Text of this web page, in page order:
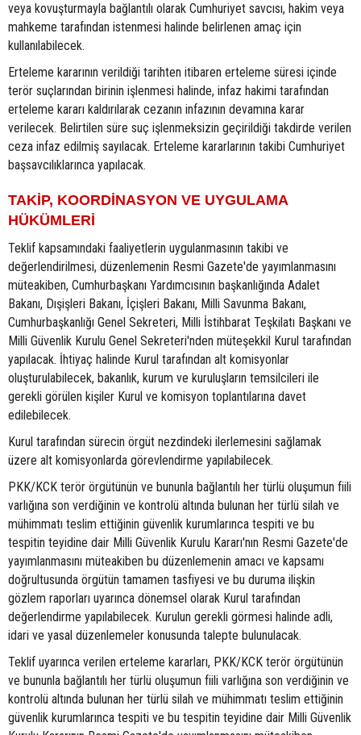
veya kovuşturmayla bağlantılı olarak Cumhuriyet savcısı, hakim veya
mahkeme tarafından istenmesi halinde belirlenen amaç için
kullanılabilecek.
Erteleme kararının verildiği tarihten itibaren erteleme süresi içinde
terör suçlarından birinin işlenmesi halinde, infaz hakimi tarafından
erteleme kararı kaldırılarak cezanın infazının devamına karar
verilecek. Belirtilen süre suç işlenmeksizin geçirildiği takdirde verilen
ceza infaz edilmiş sayılacak. Erteleme kararlarının takibi Cumhuriyet
başsavcılıklarınca yapılacak.
TAKİP, KOORDİNASYON VE UYGULAMA
HÜKÜMLERİ
Teklif kapsamındaki faaliyetlerin uygulanmasının takibi ve
değerlendirilmesi, düzenlemenin Resmi Gazete'de yayımlanmasını
müteakiben, Cumhurbaşkanı Yardımcısının başkanlığında Adalet
Bakanı, Dışişleri Bakanı, İçişleri Bakanı, Milli Savunma Bakanı,
Cumhurbaşkanlığı Genel Sekreteri, Milli İstihbarat Teşkilatı Başkanı ve
Milli Güvenlik Kurulu Genel Sekreteri'nden müteşekkil Kurul tarafından
yapılacak. İhtiyaç halinde Kurul tarafından alt komisyonlar
oluşturulabilecek, bakanlık, kurum ve kuruluşların temsilcileri ile
gerekli görülen kişiler Kurul ve komisyon toplantılarına davet
edilebilecek.
Kurul tarafından sürecin örgüt nezdindeki ilerlemesini sağlamak
üzere alt komisyonlarda görevlendirme yapılabilecek.
PKK/KCK terör örgütünün ve bununla bağlantılı her türlü oluşumun fiili
varlığına son verdiğinin ve kontrolü altında bulunan her türlü silah ve
mühimmatı teslim ettiğinin güvenlik kurumlarınca tespiti ve bu
tespitin teyidine dair Milli Güvenlik Kurulu Kararı'nın Resmi Gazete'de
yayımlanmasını müteakiben bu düzenlemenin amacı ve kapsamı
doğrultusunda örgütün tamamen tasfiyesi ve bu duruma ilişkin
gözlem raporları uyarınca dönemsel olarak Kurul tarafından
değerlendirme yapılabilecek. Kurulun gerekli görmesi halinde adli,
idari ve yasal düzenlemeler konusunda talepte bulunulacak.
Teklif uyarınca verilen erteleme kararları, PKK/KCK terör örgütünün
ve bununla bağlantılı her türlü oluşumun fiili varlığına son verdiğinin ve
kontrolü altında bulunan her türlü silah ve mühimmatı teslim ettiğinin
güvenlik kurumlarınca tespiti ve bu tespitin teyidine dair Milli Güvenlik